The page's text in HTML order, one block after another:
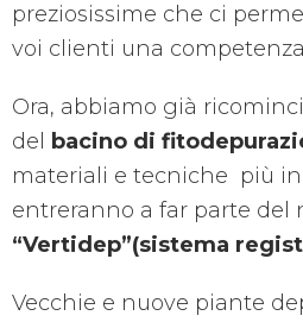
preziosissime che ci
voi clienti una
Ora, abbiamo già
del
bacino di
materiali e tecniche più
entreranno a far parte del
“Vertidep”(sistema
Vecchie e nuove piante